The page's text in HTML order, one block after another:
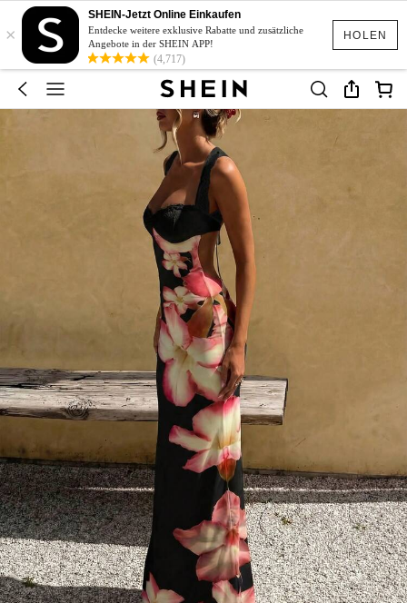
HOLEN
×
SHEIN-Jetzt Online Einkaufen
Entdecke weitere exklusive Rabatte und zusätzliche
Angebote in der SHEIN APP!
(4,717)